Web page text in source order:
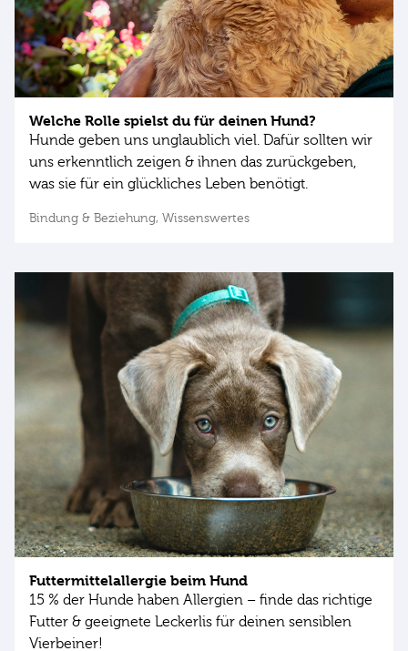
Welche Rolle spielst du für deinen Hund?
Hunde geben uns unglaublich viel. Dafür sollten wir
uns erkenntlich zeigen & ihnen das zurückgeben,
was sie für ein glückliches Leben benötigt.
Bindung & Beziehung, Wissenswertes
Futtermittelallergie beim Hund
15 % der Hunde haben Allergien – finde das richtige
Futter & geeignete Leckerlis für deinen sensiblen
Vierbeiner!